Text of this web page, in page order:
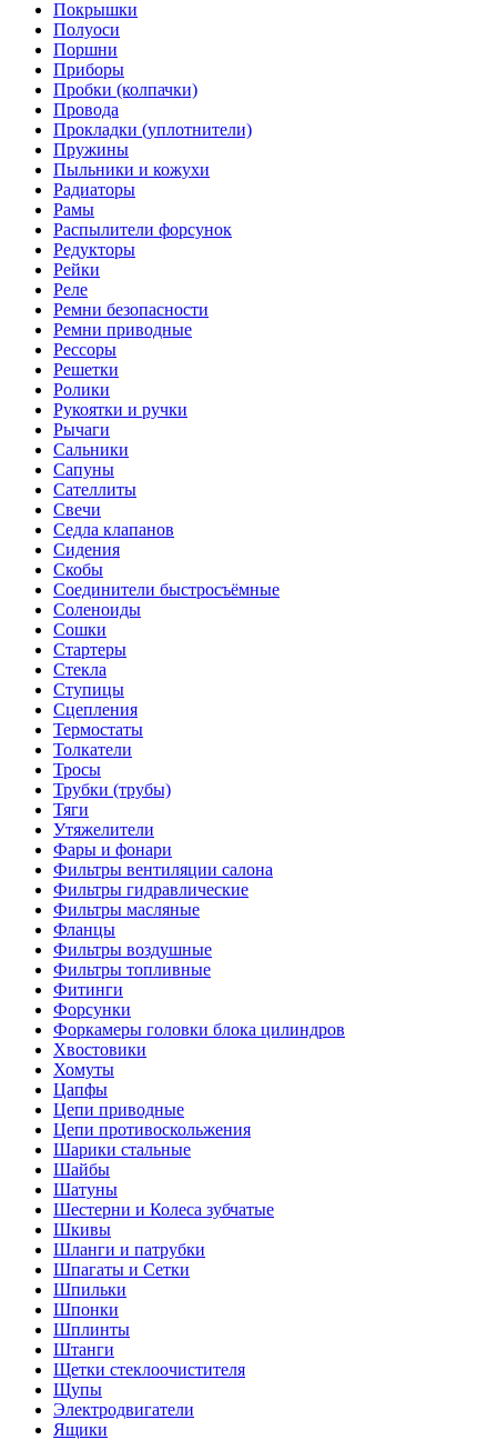
Покрышки
Полуоси
Поршни
Приборы
Пробки (колпачки)
Провода
Прокладки (уплотнители)
Пружины
Пыльники и кожухи
Радиаторы
Рамы
Распылители форсунок
Редукторы
Рейки
Реле
Ремни безопасности
Ремни приводные
Рессоры
Решетки
Ролики
Рукоятки и ручки
Рычаги
Сальники
Сапуны
Сателлиты
Свечи
Седла клапанов
Сидения
Скобы
Соединители быстросъёмные
Соленоиды
Сошки
Стартеры
Стекла
Ступицы
Сцепления
Термостаты
Толкатели
Тросы
Трубки (трубы)
Тяги
Утяжелители
Фары и фонари
Фильтры вентиляции салона
Фильтры гидравлические
Фильтры масляные
Фланцы
Фильтры воздушные
Фильтры топливные
Фитинги
Форсунки
Форкамеры головки блока цилиндров
Хвостовики
Хомуты
Цапфы
Цепи приводные
Цепи противоскольжения
Шарики стальные
Шайбы
Шатуны
Шестерни и Колеса зубчатые
Шкивы
Шланги и патрубки
Шпагаты и Сетки
Шпильки
Шпонки
Шплинты
Штанги
Щетки стеклоочистителя
Щупы
Электродвигатели
Ящики